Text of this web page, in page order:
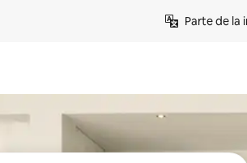
Parte de la